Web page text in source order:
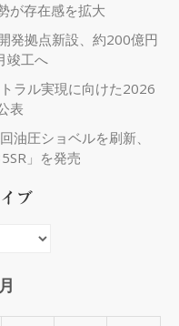
が存在感を拡大
発拠点新設、約200億円
竣工へ
ラル実現に向けた2026
表
油圧ショベルを刷新、
」を発売
ブ